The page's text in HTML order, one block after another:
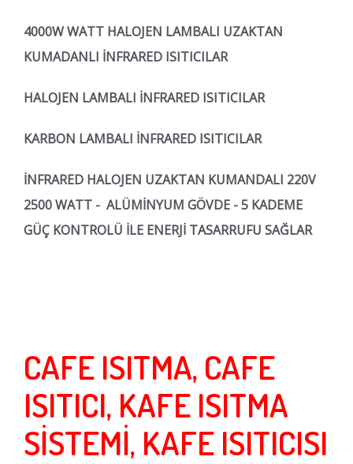
4000W WATT HALOJEN LAMBALI UZAKTAN
KUMADANLI İNFRARED ISITICILAR
HALOJEN LAMBALI İNFRARED ISITICILAR
KARBON LAMBALI İNFRARED ISITICILAR
İNFRARED HALOJEN UZAKTAN KUMANDALI 220V
2500 WATT - ALÜMİNYUM GÖVDE - 5 KADEME
GÜÇ KONTROLÜ İLE ENERJİ TASARRUFU SAĞLAR
CAFE ISITMA, CAFE
ISITICI, KAFE ISITMA
SİSTEMİ, KAFE ISITICISI